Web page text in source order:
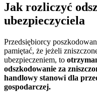
Jak rozliczyć
ubezpieczyciela
Przedsiębiorcy
pamiętać, że jeżeli
ubezpieczeniem, to
odszkodowanie za
handlowy stanowi dla
gospodarczej.